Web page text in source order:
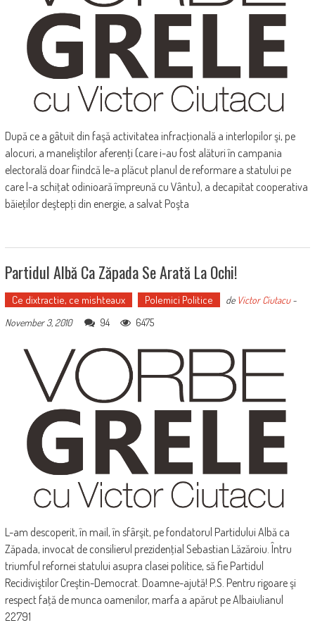
După ce a gâtuit din faşă activitatea infracţională a interlopilor şi, pe
alocuri, a maneliştilor aferenţi (care i-au fost alături în campania
electorală doar fiindcă le-a plăcut planul de reformare a statului pe
care l-a schiţat odinioară împreună cu Vântu), a decapitat cooperativa
băieţilor deştepţi din energie, a salvat Poşta
Partidul Albă Ca Zăpada Se Arată La Ochi!
Ce dixtractie, ce mishteaux Polemici Politice de Victor Ciutacu-
November 3, 2010
94 6475
L-am descoperit, în mail, în sfârşit, pe fondatorul Partidului Albă ca
Zăpada, invocat de consilierul prezidenţial Sebastian Lăzăroiu. Întru
triumful refornei statului asupra clasei politice, să fie Partidul
Recidiviştilor Creştin-Democrat. Doamne-ajută! P.S. Pentru rigoare şi
respect faţă de munca oamenilor, marfa a apărut pe Albaiulianul
22791